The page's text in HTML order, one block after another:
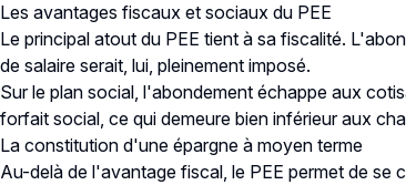
Les avantages fiscaux et sociaux du PEE
Le principal atout du PEE tient à sa fiscalité.
de salaire serait, lui, pleinement imposé.
Sur le plan social, l'abondement échappe aux
forfait social, ce qui demeure bien inférieur aux
La constitution d'une épargne à moyen terme
Au-delà de l'avantage fiscal, le PEE permet de se